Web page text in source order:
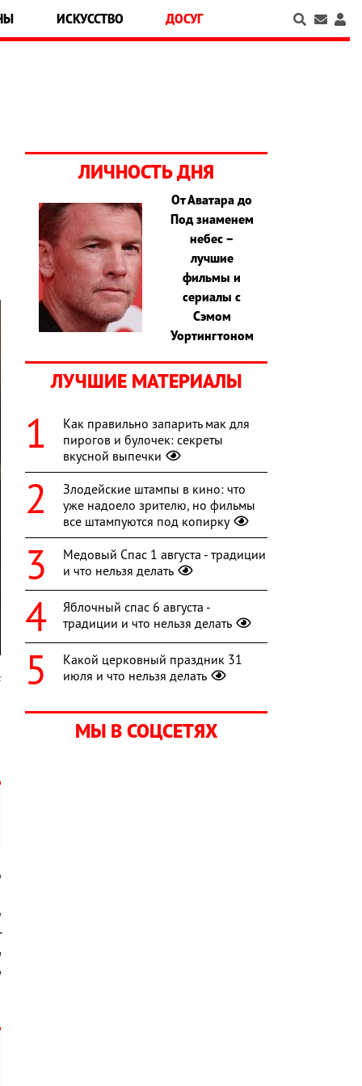
ИСКУССТВО ДОСУГ
ЛИЧНОСТЬ ДНЯ
От Аватара до
Под знаменем
небес –
лучшие
фильмы и
сериалы с
Сэмом
Уортингтоном
ЛУЧШИЕ МАТЕРИАЛЫ
Как правильно запарить мак для
пирогов и булочек: секреты
вкусной выпечки
Злодейские штампы в кино: что
уже надоело зрителю, но фильмы
все штампуются под копирку
Медовый Спас 1 августа - традиции
и что нельзя делать
Яблочный спас 6 августа -
традиции и что нельзя делать
Какой церковный праздник 31
июля и что нельзя делать
МЫ В СОЦСЕТЯХ